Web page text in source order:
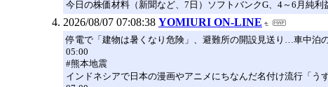
今日の株価材料（新聞など、7日）ソフトバンクG、4～6月純利
2026/08/07 07:08:38 YOMIURI ON-LINE
停電で「建物は暑くなり危険」、避難所の開設見送り…車中泊
05:00
#熊本地震
インドネシアで日本の漫画やアニメにちなんだ名付け流行「